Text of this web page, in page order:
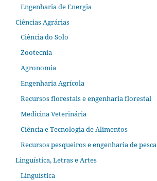
Engenharia de Energia
Ciências Agrárias
Ciência do Solo
Zootecnia
Agronomia
Engenharia Agrícola
Recursos florestais e engenharia florestal
Medicina Veterinária
Ciência e Tecnologia de Alimentos
Recursos pesqueiros e engenharia de pesca
Linguística, Letras e Artes
Linguística